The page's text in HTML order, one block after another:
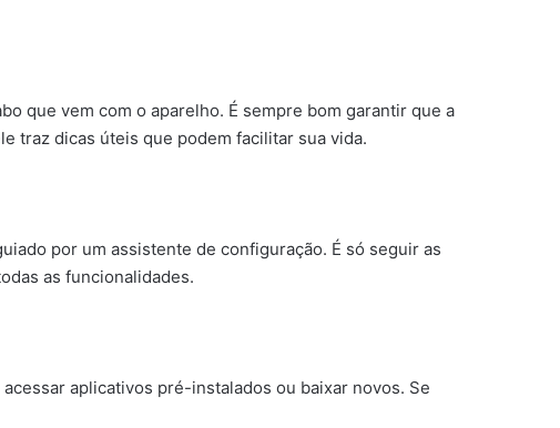
que vem com o aparelho. É sempre bom garantir que a
traz dicas úteis que podem facilitar sua vida.
por um assistente de configuração. É só seguir as
as funcionalidades.
aplicativos pré-instalados ou baixar novos. Se